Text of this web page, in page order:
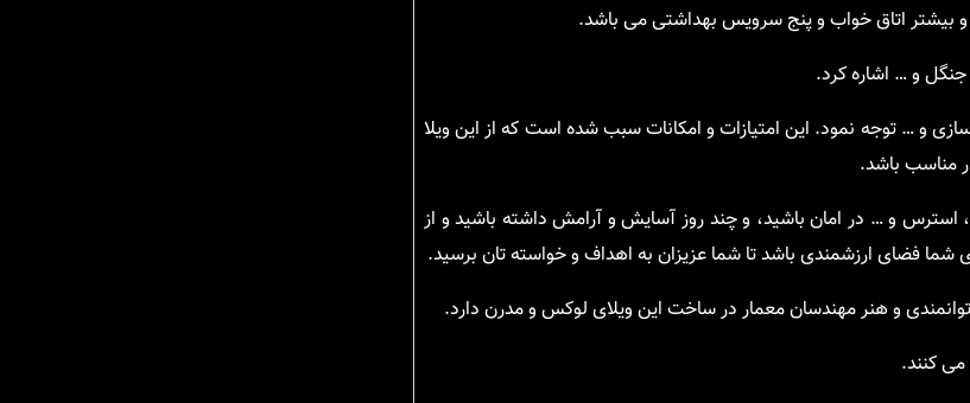
بیشتر اتاق خواب و پنج سرویس بهداشتی می باشد.
جنگل و … اشاره کرد.
و … توجه نمود. این امتیازات و امکانات سبب شده است که از این ویلا
مناسب باشد.
استرس و … در امان باشید، و چند روز آسایش و آرامش داشته باشید و از
فضای ارزشمندی باشد تا شما عزیزان به اهداف و خواسته تان برسید.
و هنر مهندسان معمار در ساخت این ویلای لوکس و مدرن دارد.
می کنند.